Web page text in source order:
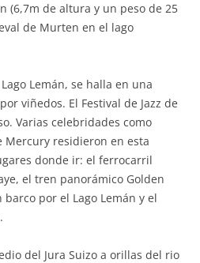
(6,7m de altura y un peso de 25
de Murten en el lago
Lemán, se halla en una
viñedos. El Festival de Jazz de
Varias celebridades como
Mercury residieron en esta
donde ir: el ferrocarril
el tren panorámico Golden
barco por el Lago Lemán y el
del Jura Suizo a orillas del rio